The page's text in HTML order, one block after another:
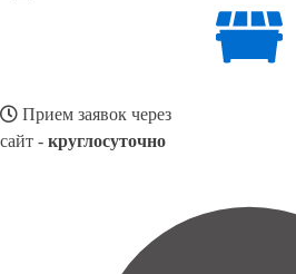
Прием заявок через
сайт - круглосуточно